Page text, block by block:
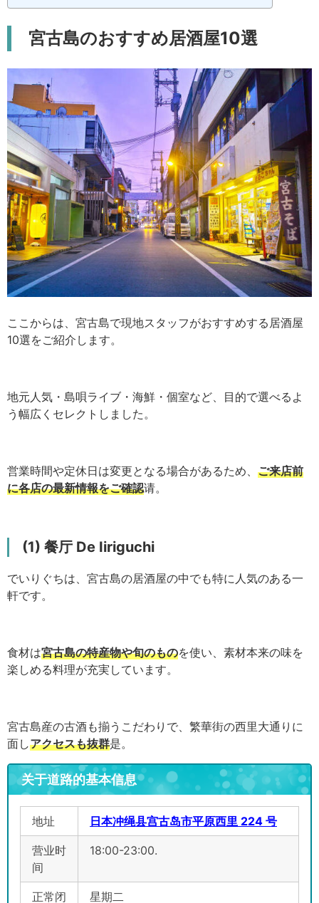
宮古島のおすすめ居酒屋10選
ここからは、宮古島で現地スタッフがおすすめする居酒屋
10選をご紹介します。
地元人気・島唄ライブ・海鮮・個室など、目的で選べるよ
う幅広くセレクトしました。
営業時間や定休日は変更となる場合があるため、 ご来店前
に各店の最新情報をご確認请。
(1) 餐厅 De Iiriguchi
でいりぐちは、宮古島の居酒屋の中でも特に人気のある一
軒です。
食材は宮古島の特産物や旬のものを使い、素材本来の味を
楽しめる料理が充実しています。
宮古島産の古酒も揃うこだわりで、繁華街の西里大通りに
面しアクセスも抜群是。
关于道路的基本信息
地址 日本冲绳县宫古岛市平原西里 224 号
营业时
间
18:00-23:00.
正常闭 星期二